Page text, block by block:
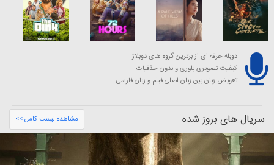
دوبله حرفه ای از برترین گروه های دوبلاژ
کیفیت تصویری بلوری و بدون حذفیات
تعویض زبان بین زبان اصلی فیلم و زبان فارسی
سریال های بروز شده مشاهده لیست کامل >>